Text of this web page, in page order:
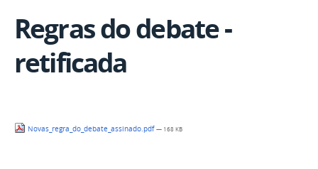
Regras do debate -
retificada
Novas_regra_do_debate_assinado.pdf— 168 KB